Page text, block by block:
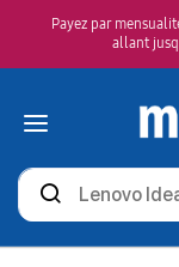
Payez par
allant
Rechercher
des
produits